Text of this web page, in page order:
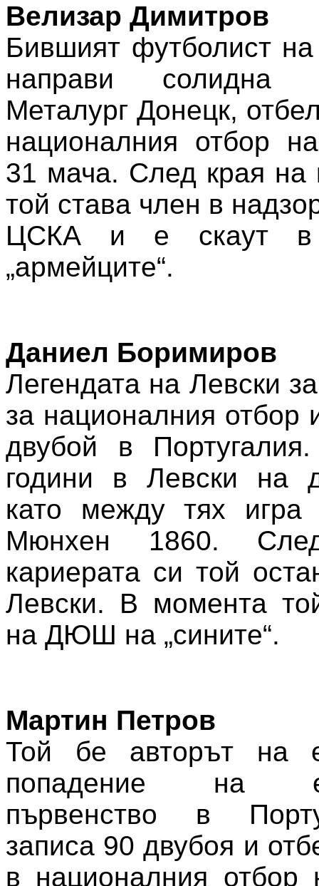
Велизар Димитров
Бившият футболист
направи солидна
Металург Донецк,
националния отбор
31 мача. След края на
той става член в
ЦСКА и е скаут в
„армейците“.
Даниел Боримиров
Легендата на Левски
за националния отбор
двубой в
години в Левски на
като между тях
Мюнхен 1860.
кариерата си той
Левски. В момента
на ДЮШ на „сините“.
Мартин Петров
Той бе авторът на
попадение на
първенство в
записа 90 двубоя и
в националния отбор